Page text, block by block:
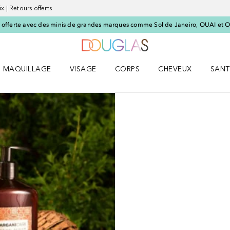
| Retours offerts
avec des minis de grandes marques comme Sol de Janeiro, OUAI et
MAQUILLAGE
VISAGE
CORPS
CHEVEUX